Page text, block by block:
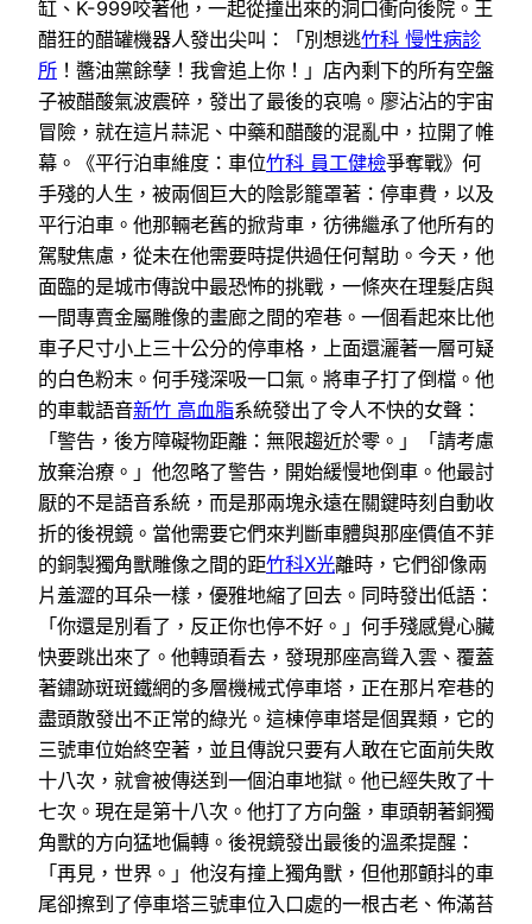
缸、K-999咬著他，一起從撞出來的洞口衝向後院。王
醋狂的醋罐機器人發出尖叫：「別想逃竹科 慢性病診
所 ！醬油黨餘孽！我會追上你！」店內剩下的所有空盤
子被醋酸氣波震碎，發出了最後的哀鳴。廖沾沾的宇宙
冒險，就在這片蒜泥、中藥和醋酸的混亂中，拉開了帷
幕。《平行泊車維度：車位竹科 員工健檢爭奪戰》何
手殘的人生，被兩個巨大的陰影籠罩著：停車費，以及
平行泊車。他那輛老舊的掀背車，彷彿繼承了他所有的
駕駛焦慮，從未在他需要時提供過任何幫助。今天，他
面臨的是城市傳說中最恐怖的挑戰，一條夾在理髮店與
一間專賣金屬雕像的畫廊之間的窄巷。一個看起來比他
車子尺寸小上三十公分的停車格，上面還灑著一層可疑
的白色粉末。何手殘深吸一口氣。將車子打了倒檔。他
的車載語音新竹 高血脂系統發出了令人不快的女聲：
「警告，後方障礙物距離：無限趨近於零。」「請考慮
放棄治療。」他忽略了警告，開始緩慢地倒車。他最討
厭的不是語音系統，而是那兩塊永遠在關鍵時刻自動收
折的後視鏡。當他需要它們來判斷車體與那座價值不菲
的銅製獨角獸雕像之間的距竹科X光離時，它們卻像兩
片羞澀的耳朵一樣，優雅地縮了回去。同時發出低語：
「你還是別看了，反正你也停不好。」何手殘感覺心臟
快要跳出來了。他轉頭看去，發現那座高聳入雲、覆蓋
著鏽跡斑斑鐵網的多層機械式停車塔，正在那片窄巷的
盡頭散發出不正常的綠光。這棟停車塔是個異類，它的
三號車位始終空著，並且傳說只要有人敢在它面前失敗
十八次，就會被傳送到一個泊車地獄。他已經失敗了十
七次。現在是第十八次。他打了方向盤，車頭朝著銅獨
角獸的方向猛地偏轉。後視鏡發出最後的溫柔提醒：
「再見，世界。」他沒有撞上獨角獸，但他那顫抖的車
尾卻擦到了停車塔三號車位入口處的一根古老、佈滿苔